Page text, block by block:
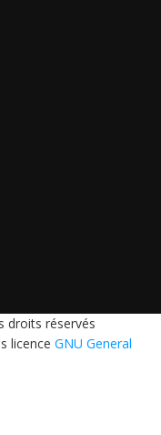
droits réservés
licence GNU General